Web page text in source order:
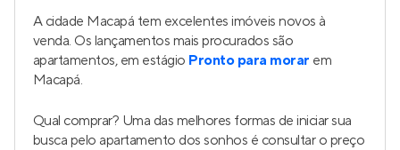
A cidade Macapá tem excelentes imóveis novos à
venda. Os lançamentos mais procurados são
apartamentos, em estágio Pronto para morar em
Macapá.
Qual comprar? Uma das melhores formas de iniciar sua
busca pelo apartamento dos sonhos é consultar o preço